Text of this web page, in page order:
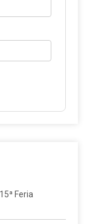
Feria